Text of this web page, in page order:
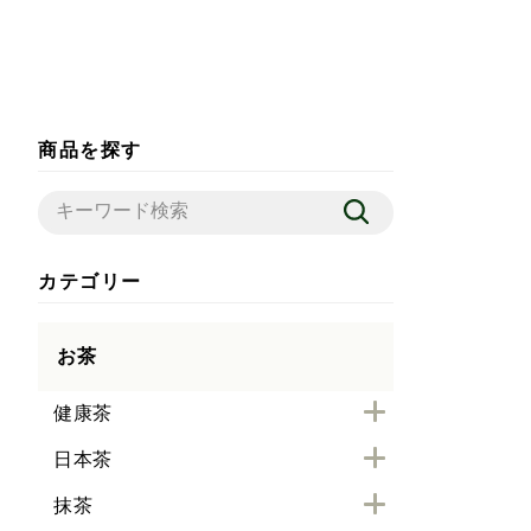
商品を探す
カテゴリー
お茶
健康茶
日本茶
抹茶